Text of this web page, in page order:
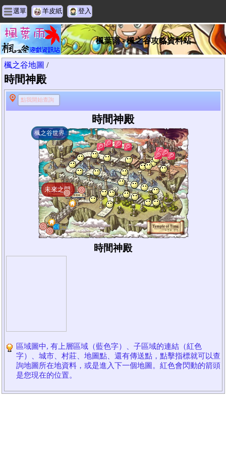
選單 羊皮紙 登入
楓葉雨 - 楓之谷攻略資料站
楓之谷地圖 /
時間神殿
點我開始查詢
時間神殿
未來之門
楓之谷世界
時間神殿
區域圖中, 有上層區域（藍色字）、子區域的連結（紅色
字）、城市、村莊、地圖點、還有傳送點，點擊指標就可以查
詢地圖所在地資料，或是進入下一個地圖。紅色會閃動的箭頭
是您現在的位置。